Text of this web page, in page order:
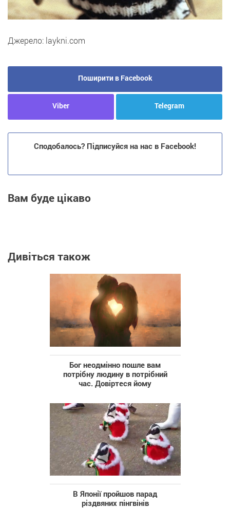
Джерело: laykni.com
Поширити в Facebook
Viber Telegram
Сподобалось? Підписуйся на нас в Facebook!
Вам буде цікаво
Дивіться також
Бог неодмінно пошле вам
потрібну людину в потрібний
час. Довіртеся йому
В Японії пройшов парад
різдвяних пінгвінів